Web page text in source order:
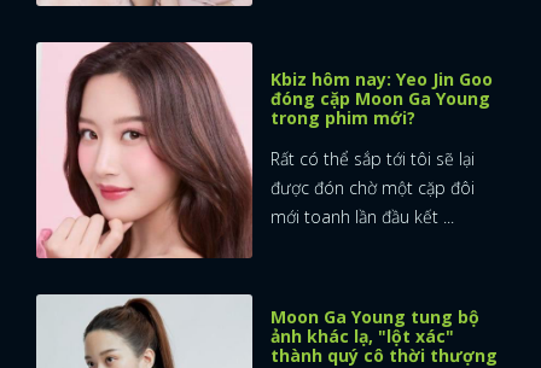
Kbiz hôm nay: Yeo Jin Goo
đóng cặp Moon Ga Young
trong phim mới?
Rất có thể sắp tới tôi sẽ lại
được đón chờ một cặp đôi
mới toanh lần đầu kết ...
Moon Ga Young tung bộ
ảnh khác lạ, "lột xác"
thành quý cô thời thượng